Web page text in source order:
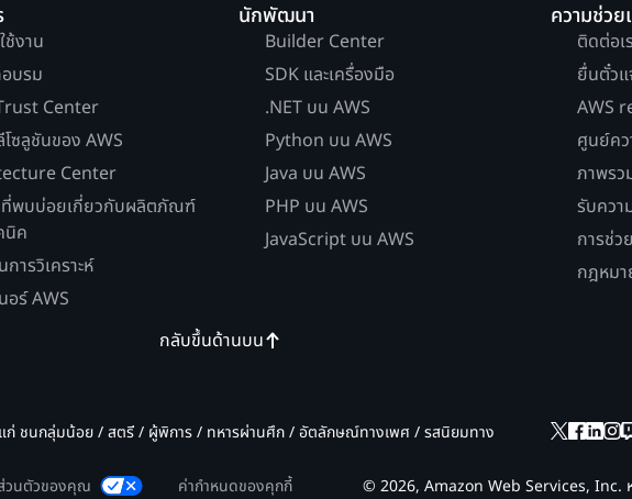
ช้งาน
บรม
Center
โซลูชันของ AWS
Center
ที่พบบ่อยเกี่ยวกับผลิตภัณฑ์
นิค
ารวิเคราะห์
อร์ AWS
นักพัฒนา
Builder Center
SDK และเครื่องมือ
.NET บน AWS
Python บน AWS
Java บน AWS
PHP บน AWS
JavaScript บน AWS
ความช่วย
ติดต่อเ
ยื่นตั๋ว
AWS
ศูนย์ค
ภาพร
รับควา
การช่ว
กฎหม
กลับขึ้นด้านบน
แก่ ชนกลุ่มน้อย / สตรี / ผู้พิการ / ทหารผ่านศึก / อัตลักษณ์ทางเพศ / รสนิยมทาง
วนตัวของคุณ ค่ากำหนดของคุกกี้ © 2026, Amazon Web Services, Inc.